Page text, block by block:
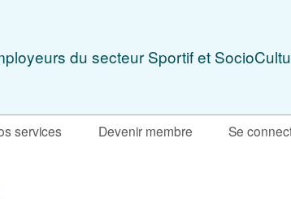
du secteur Sportif et
services Devenir membre Se